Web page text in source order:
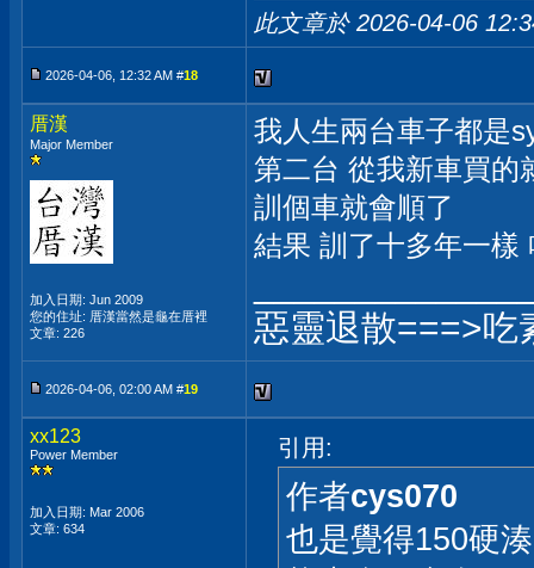
此文章於 2026-04-06
2026-04-06, 12:32 AM #18
厝漢
Major Member
加入日期: Jun 2009
您的住址: 厝漢當然是龜在厝裡
文章: 226
我人生兩台車子都是
第二台 從我新車買的
訓個車就會順了
結果 訓了十多年一樣
惡靈退散===>吃
2026-04-06, 02:00 AM #19
xx123
Power Member
加入日期: Mar 2006
文章: 634
引用:
作者cys070
也是覺得150硬